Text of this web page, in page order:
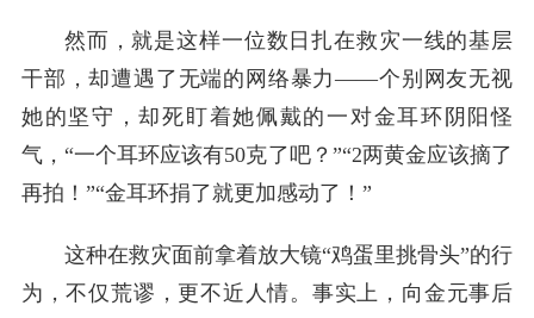
然而，就是这样一位数日扎在救灾一线的基层
干部，却遭遇了无端的网络暴力——个别网友无视
她的坚守，却死盯着她佩戴的一对金耳环阴阳怪
气，“一个耳环应该有50克了吧？”“2两黄金应该摘了
再拍！”“金耳环捐了就更加感动了！”
这种在救灾面前拿着放大镜“鸡蛋里挑骨头”的行
为，不仅荒谬，更不近人情。事实上，向金元事后